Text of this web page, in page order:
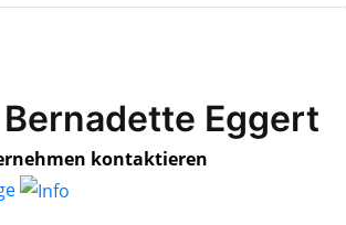
Eggert
kontaktieren